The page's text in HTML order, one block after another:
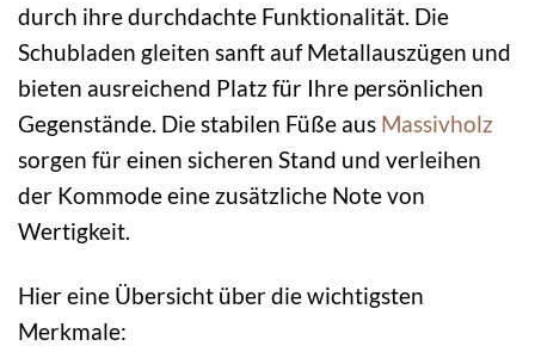
durch ihre durchdachte Funktionalität. Die
Schubladen gleiten sanft auf Metallauszügen und
bieten ausreichend Platz für Ihre persönlichen
Gegenstände. Die stabilen Füße aus Massivholz
sorgen für einen sicheren Stand und verleihen
der Kommode eine zusätzliche Note von
Wertigkeit.
Hier eine Übersicht über die wichtigsten
Merkmale: